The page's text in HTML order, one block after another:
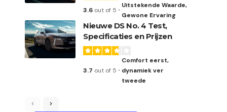
3.6 out of 5
Uitstekende Waarde,
Gewone Ervaring
Nieuwe DS No. 4 Test,
Specificaties en Prijzen
3.7 out of 5
Comfort eerst,
dynamiek ver
tweede